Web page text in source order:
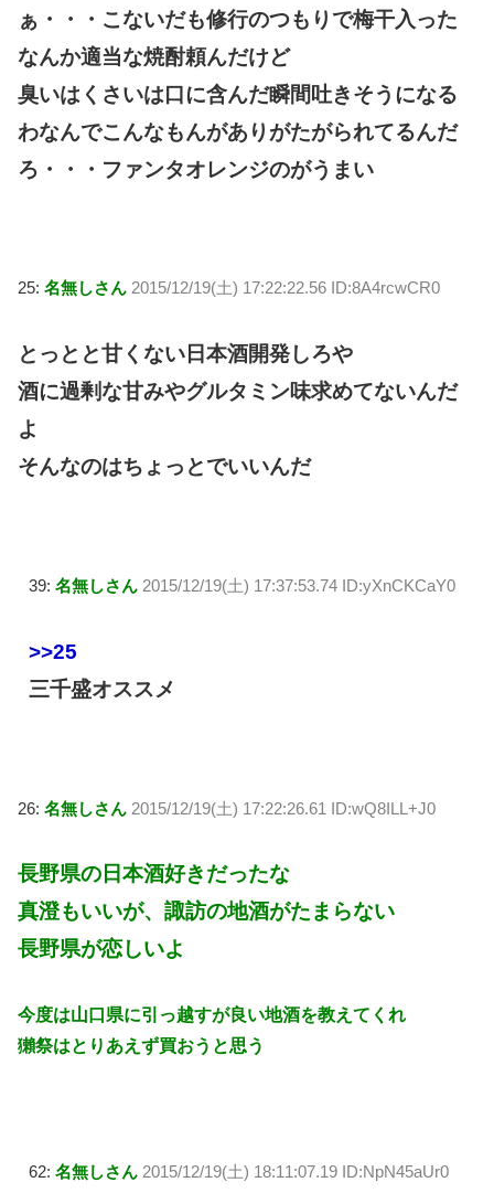
ぁ・・・こないだも修行のつもりで梅干入った
なんか適当な焼酎頼んだけど
臭いはくさいは口に含んだ瞬間吐きそうになる
わなんでこんなもんがありがたがられてるんだ
ろ・・・ファンタオレンジのがうまい
25: 名無しさん 2015/12/19(土) 17:22:22.56 ID:8A4rcwCR0
とっとと甘くない日本酒開発しろや
酒に過剰な甘みやグルタミン味求めてないんだ
よ
そんなのはちょっとでいいんだ
39: 名無しさん 2015/12/19(土) 17:37:53.74 ID:yXnCKCaY0
>>25
三千盛オススメ
26: 名無しさん 2015/12/19(土) 17:22:26.61 ID:wQ8ILL+J0
長野県の日本酒好きだったな
真澄もいいが、諏訪の地酒がたまらない
長野県が恋しいよ
今度は山口県に引っ越すが良い地酒を教えてくれ
獺祭はとりあえず買おうと思う
62: 名無しさん 2015/12/19(土) 18:11:07.19 ID:NpN45aUr0